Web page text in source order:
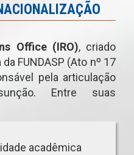
Office (IRO), criado
FUNDASP (Ato nº 17
pela articulação
Entre suas
acadêmica